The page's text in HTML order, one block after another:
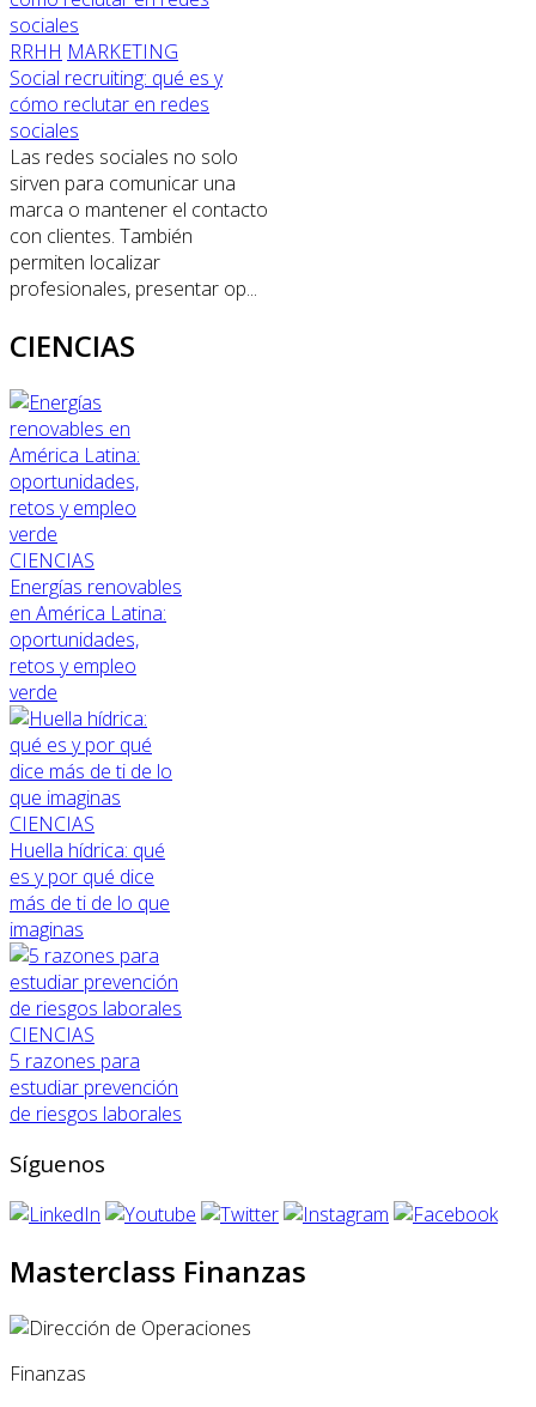
RRHH MARKETING
Social recruiting: qué es y
cómo reclutar en redes
sociales
Las redes sociales no solo
sirven para comunicar una
marca o mantener el contacto
con clientes. También
permiten localizar
profesionales, presentar op...
CIENCIAS
CIENCIAS
Energías renovables
en América Latina:
oportunidades,
retos y empleo
verde
CIENCIAS
Huella hídrica: qué
es y por qué dice
más de ti de lo que
imaginas
CIENCIAS
5 razones para
estudiar prevención
de riesgos laborales
Síguenos
Masterclass Finanzas
Finanzas